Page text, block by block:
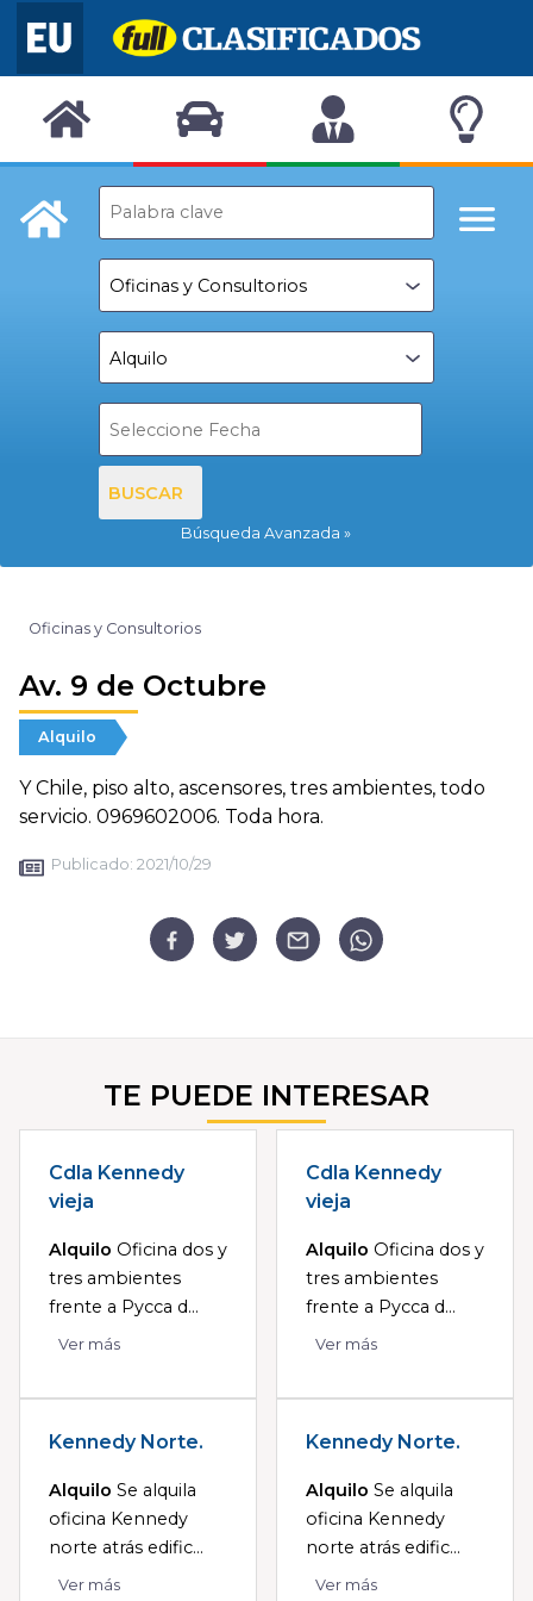
BUSCAR
Búsqueda Avanzada
Oficinas y Consultorios
Av. 9 de Octubre
Alquilo
Y Chile, piso alto, ascensores, tres ambientes, todo
servicio. 0969602006. Toda hora.
Publicado: 2021/10/29
TE PUEDE INTERESAR
Cdla Kennedy
vieja
Alquilo Oficina dos y
tres ambientes
frente a Pycca d...
Ver más
Cdla Kennedy
vieja
Alquilo Oficina dos y
tres ambientes
frente a Pycca d...
Ver más
Kennedy Norte.
Alquilo Se alquila
oficina Kennedy
norte atrás edific...
Ver más
Kennedy Norte.
Alquilo Se alquila
oficina Kennedy
norte atrás edific...
Ver más